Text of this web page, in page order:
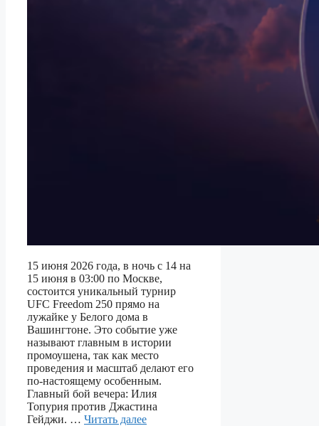
15 июня 2026 года, в ночь с 14 на
15 июня в 03:00 по Москве,
состоится уникальный турнир
UFC Freedom 250 прямо на
лужайке у Белого дома в
Вашингтоне. Это событие уже
называют главным в истории
промоушена, так как место
проведения и масштаб делают его
по-настоящему особенным.
Главный бой вечера: Илия
Топурия против Джастина
Гейджи. … Читать далее